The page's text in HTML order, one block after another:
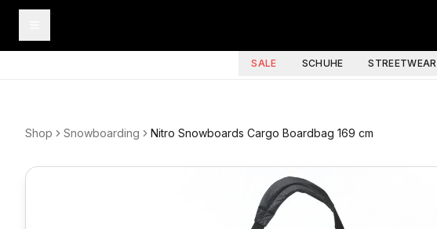
SALE SCHUHE STREETWEAR
Shop Snowboarding Nitro Snowboards Cargo Boardbag 169 cm